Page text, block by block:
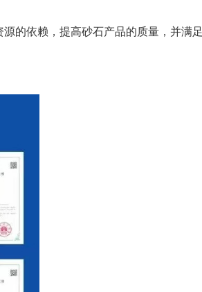
的依赖，提高砂石产品的质量，并满